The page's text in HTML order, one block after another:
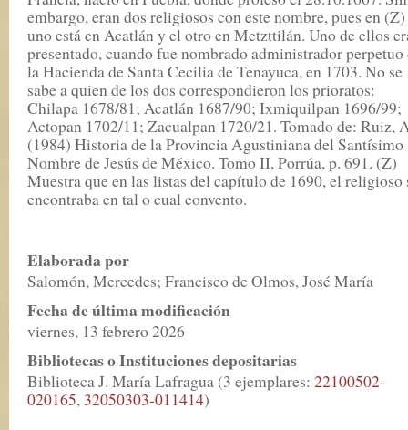
embargo, eran dos religiosos con este nombre, pues en (Z)
uno está en Acatlán y el otro en Metzttilán. Uno de ellos
presentado, cuando fue nombrado administrador perpetuo
la Hacienda de Santa Cecilia de Tenayuca, en 1703. No se
sabe a quien de los dos correspondieron los prioratos:
Chilapa 1678/81; Acatlán 1687/90; Ixmiquilpan 1696/99;
Actopan 1702/11; Zacualpan 1720/21. Tomado de: Ruiz,
(1984) Historia de la Provincia Agustiniana del Santísimo
Nombre de Jesús de México. Tomo II, Porrúa, p. 691. (Z)
Muestra que en las listas del capítulo de 1690, el religioso
encontraba en tal o cual convento.
Elaborada por
Salomón, Mercedes; Francisco de Olmos, José María
Fecha de última modificación
viernes, 13 febrero 2026
Bibliotecas o Instituciones depositarias
Biblioteca J. María Lafragua (3 ejemplares: 22100502-
020165, 32050303-011414)